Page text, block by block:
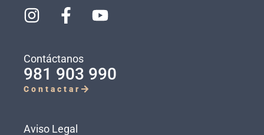
Contáctanos
981 903 990
Contactar
Aviso Legal